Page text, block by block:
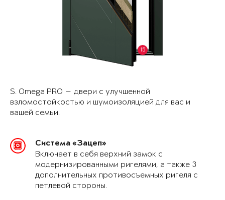
15
S. Omega PRO — двери с улучшенной
взломостойкостью и шумоизоляцией для вас и
вашей семьи.
Система «Зацеп»
Включает в себя верхний замок с
модернизированными ригелями, а также 3
дополнительных противосъемных ригеля с
петлевой стороны.